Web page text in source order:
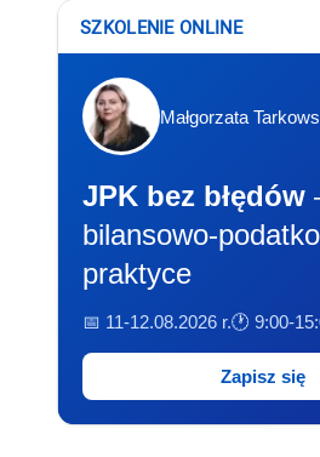
SZKOLENIE ONLINE
Małgorzata
JPK bez błędów
bilansowo-
praktyce
📅 11-12.08.2026 r.🕐 9:00-
Zapisz się